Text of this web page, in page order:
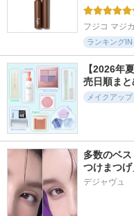
フジコ マジ
ランキングIN
【2026年
売日順まと
メイクアップ
多数のベ
つけまつげ
デジャヴュ